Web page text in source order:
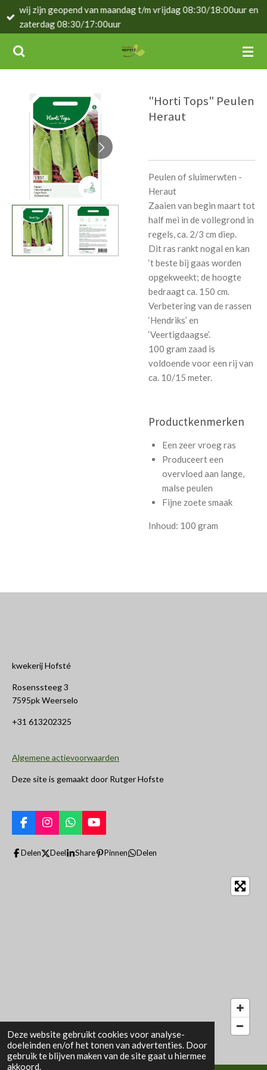
Deze website gebruikt cookies voor analyse-
doeleinden en/of het tonen van advertenties. Door
gebruik te blijven maken van de site gaat u hiermee
akkoord.
Ga
direct
de
hoofdinhoud
wij zijn geopend van maandag t/m vrijdag 08:30/18:00uur en
zaterdag 08:30/17:00uur
"Horti Tops" Peulen
Heraut
Peulen of sluimerwten -
Heraut
Zaaien van begin maart tot
half mei in de vollegrond in
regels, ca. 2/3 cm diep.
Dit ras rankt nogal en kan
‘t beste bij gaas worden
opgekweekt; de hoogte
bedraagt ca. 150 cm.
Verbetering van de rassen
‘Hendriks’ en
‘Veertigdaagse’.
100 gram zaad is
voldoende voor een rij van
ca. 10/15 meter.
Productkenmerken
Een zeer vroeg ras
Produceert een
overvloed aan lange,
malse peulen
Fijne zoete smaak
Inhoud: 100 gram
kwekerij Hofsté
Rosenssteeg 3
7595pk Weerselo
+31 613202325
Algemene actievoorwaarden
Deze site is gemaakt door Rutger Hofste
F
a
c
I
n
s
t
W
h
a
t
Y
o
u
T
Delen Deel Share Pinnen Delen